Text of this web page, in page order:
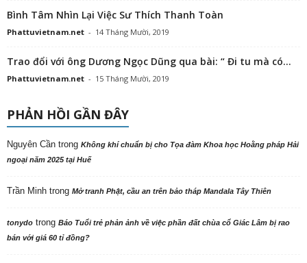
Bình Tâm Nhìn Lại Việc Sư Thích Thanh Toàn
Phattuvietnam.net - 14 Tháng Mười, 2019
Trao đổi với ông Dương Ngọc Dũng qua bài: “ Đi tu mà có...
Phattuvietnam.net - 15 Tháng Mười, 2019
PHẢN HỒI GẦN ĐÂY
Nguyên Cần trong Không khí chuẩn bị cho Tọa đàm Khoa học Hoằng pháp Hải
ngoại năm 2025 tại Huế
Trần Minh trong Mở tranh Phật, cầu an trên bảo tháp Mandala Tây Thiên
tonydo trong Báo Tuổi trẻ phản ảnh về việc phần đất chùa cổ Giác Lâm bị rao
bán với giá 60 tỉ đồng?